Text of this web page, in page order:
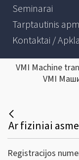
Seminarai
Tarptautinis
Kontaktai /
VMI Machine
VMI
Registracijos